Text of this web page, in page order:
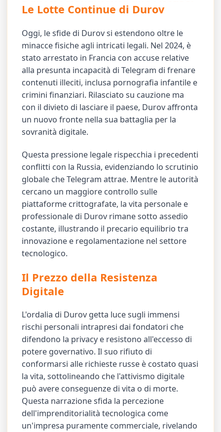
Le Lotte Continue di Durov
Oggi, le sfide di Durov si estendono oltre le
minacce fisiche agli intricati legali. Nel 2024, è
stato arrestato in Francia con accuse relative
alla presunta incapacità di Telegram di frenare
contenuti illeciti, inclusa pornografia infantile e
crimini finanziari. Rilasciato su cauzione ma
con il divieto di lasciare il paese, Durov affronta
un nuovo fronte nella sua battaglia per la
sovranità digitale.
Questa pressione legale rispecchia i precedenti
conflitti con la Russia, evidenziando lo scrutinio
globale che Telegram attrae. Mentre le autorità
cercano un maggiore controllo sulle
piattaforme crittografate, la vita personale e
professionale di Durov rimane sotto assedio
costante, illustrando il precario equilibrio tra
innovazione e regolamentazione nel settore
tecnologico.
Il Prezzo della Resistenza
Digitale
L'ordalia di Durov getta luce sugli immensi
rischi personali intrapresi dai fondatori che
difendono la privacy e resistono all'eccesso di
potere governativo. Il suo rifiuto di
conformarsi alle richieste russe è costato quasi
la vita, sottolineando che l'attivismo digitale
può avere conseguenze di vita o di morte.
Questa narrazione sfida la percezione
dell'imprenditorialità tecnologica come
un'impresa puramente commerciale, rivelando